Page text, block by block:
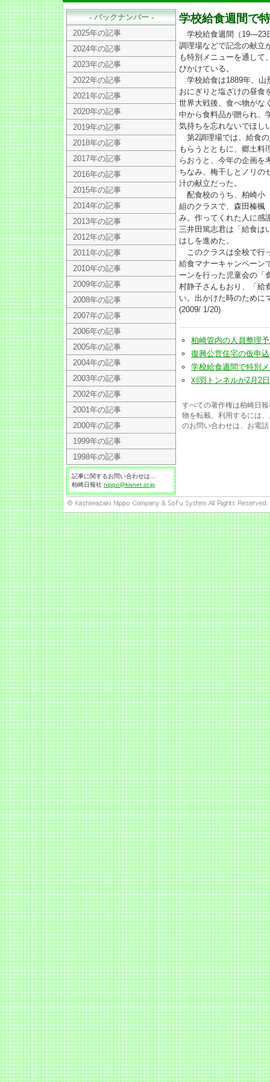
学校給食週間で
学校給食週間（19―23
調理場などで記念の献立
も特別メニューを通して
びかけている。
学校給食は1889年、山
おにぎりと塩ざけの昼食
世界大戦後、食べ物がな
中から食料品が贈られ、
気持ちを忘れないでほし
第2調理場では、給食
もらうとともに、郷土料
らおうと、今年の企画を
ちなみ、梅干しとノリの
汁の献立だった。
配食校のうち、柏崎小
組のクラスで、森田榛楓
み。作ってくれた人に感
三井田篤志君は「給食は
はしを進めた。
このクラスは全校で行
給食マナーキャンペーン
ーンを行った児童会の「
村静子さんもおり、「給
い。出かけた時のために
(2009/ 1/20)
柏崎管内の人員整理
復興公営住宅の仮申
学校給食週間で特別
刈羽トンネルが2月2
すべての著作権は柏崎日
物を転載、利用するには
のお問い合わせは、お電
- バックナンバー -
2025年の記事
2024年の記事
2023年の記事
2022年の記事
2021年の記事
2020年の記事
2019年の記事
2018年の記事
2017年の記事
2016年の記事
2015年の記事
2014年の記事
2013年の記事
2012年の記事
2011年の記事
2010年の記事
2009年の記事
2008年の記事
2007年の記事
2006年の記事
2005年の記事
2004年の記事
2003年の記事
2002年の記事
2001年の記事
2000年の記事
1999年の記事
1998年の記事
記事に関するお問い合わせは...
柏崎日報社 nippo@kisnet.or.jp